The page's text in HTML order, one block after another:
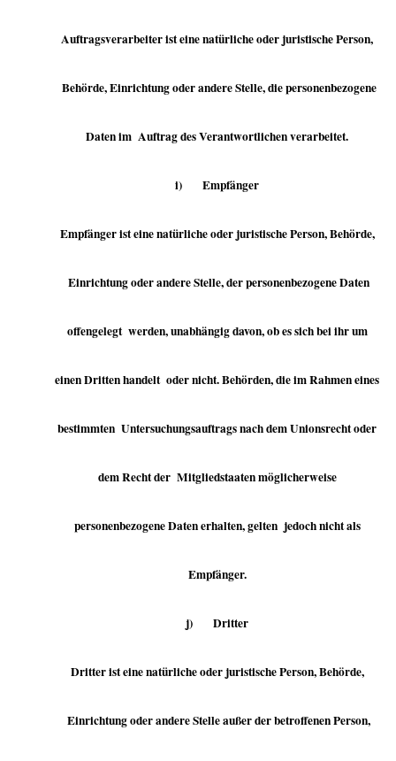
Auftragsverarbeiter ist eine natürliche oder juristische Person,
Behörde, Einrichtung oder andere Stelle, die personenbezogene
Daten im Auftrag des Verantwortlichen verarbeitet.
i) Empfänger
Empfänger ist eine natürliche oder juristische Person, Behörde,
Einrichtung oder andere Stelle, der personenbezogene Daten
offengelegt werden, unabhängig davon, ob es sich bei ihr um
einen Dritten handelt oder nicht. Behörden, die im Rahmen eines
bestimmten Untersuchungsauftrags nach dem Unionsrecht oder
dem Recht der Mitgliedstaaten möglicherweise
personenbezogene Daten erhalten, gelten jedoch nicht als
Empfänger.
j) Dritter
Dritter ist eine natürliche oder juristische Person, Behörde,
Einrichtung oder andere Stelle außer der betroffenen Person,